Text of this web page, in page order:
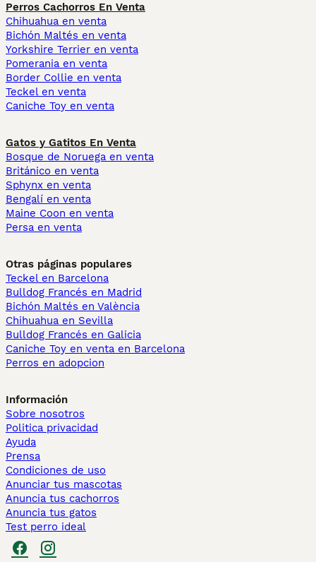
Perros Cachorros En Venta
Chihuahua en venta
Bichón Maltés en venta
Yorkshire Terrier en venta
Pomerania en venta
Border Collie en venta
Teckel en venta
Caniche Toy en venta
Gatos y Gatitos En Venta
Bosque de Noruega en venta
Británico en venta
Sphynx en venta
Bengalí en venta
Maine Coon en venta
Persa en venta
Otras páginas populares
Teckel en Barcelona
Bulldog Francés en Madrid
Bichón Maltés en València
Chihuahua en Sevilla
Bulldog Francés en Galicia
Caniche Toy en venta en Barcelona
Perros en adopcion
Información
Sobre nosotros
Politica privacidad
Ayuda
Prensa
Condiciones de uso
Anunciar tus mascotas
Anuncia tus cachorros
Anuncia tus gatos
Test perro ideal